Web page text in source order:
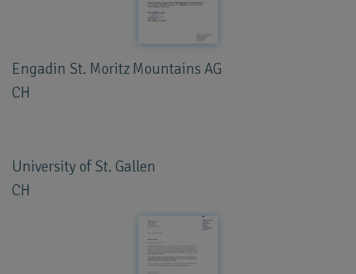
Engadin St. Moritz Mountains AG
CH
University of St. Gallen
CH